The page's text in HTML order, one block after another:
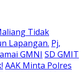
Tidak
Lapangan. Pj,
GMNI SD GMIT
AAK Minta Polres